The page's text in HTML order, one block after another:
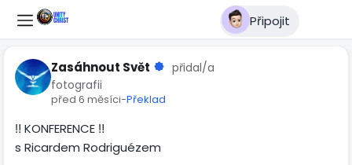
Připojit
Zasáhnout Svět
přidal/a
fotografii
před 6 měsíci-Překlad
‼️ KONFERENCE ‼️
s Ricardem Rodriguézem